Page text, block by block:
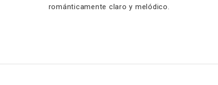
románticamente claro y melódico.